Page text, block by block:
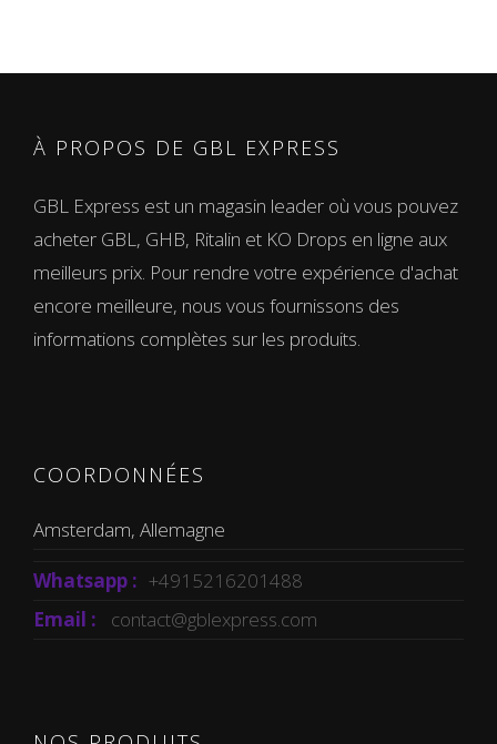
À PROPOS DE GBL EXPRESS
GBL Express est un magasin leader où vous pouvez
acheter GBL, GHB, Ritalin et KO Drops en ligne aux
meilleurs prix. Pour rendre votre expérience d'achat
encore meilleure, nous vous fournissons des
informations complètes sur les produits.
COORDONNÉES
Amsterdam, Allemagne
Whatsapp : +4915216201488
Email :
contact@gblexpress.com